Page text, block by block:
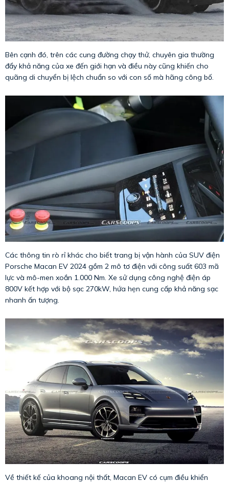
Bên cạnh đó, trên các cung đường chạy thử, chuyên gia thường
đẩy khả năng của xe đến giới hạn và điều này cũng khiến cho
quãng di chuyển bị lệch chuẩn so với con số mà hãng công bố.
Các thông tin rò rỉ khác cho biết trang bị vận hành của SUV điện
Porsche Macan EV 2024 gồm 2 mô tơ điện với công suất 603 mã
lực và mô-men xoắn 1.000 Nm. Xe sử dụng công nghệ điện áp
800V kết hợp với bộ sạc 270kW, hứa hẹn cung cấp khả năng sạc
nhanh ấn tượng.
Về thiết kế của khoang nội thất, Macan EV có cụm điều khiển